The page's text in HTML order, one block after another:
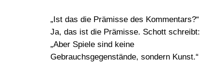
„Ist das die Prämisse des Kommentars?“
Ja, das ist die Prämisse. Schott schreibt:
„Aber Spiele sind keine
Gebrauchsgegenstände, sondern Kunst.“